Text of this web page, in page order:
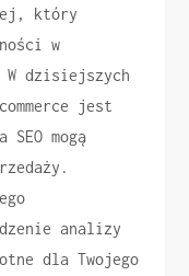
który
w
W dzisiejszych
jest
mogą
analizy
dla Twojego